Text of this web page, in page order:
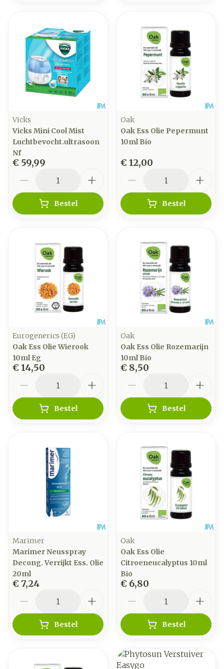
Vicks
Vicks Mini Cool Mist
Luchtbevocht.ultrasoon
Nf
€ 59,99
Bestel
Oak
Oak Ess Olie Pepermunt
10ml Bio
€ 12,00
Bestel
Eurogenerics (EG)
Oak Ess Olie Wierook
10ml Eg
€ 14,50
Bestel
Oak
Oak Ess Olie Rozemarijn
10ml Bio
€ 8,50
Bestel
Marimer
Marimer Neusspray
Decong. Verrijkt Ess. Olie
20ml
€ 7,24
Bestel
Oak
Oak Ess Olie
Citroeneucalyptus 10ml
Bio
€ 6,80
Bestel